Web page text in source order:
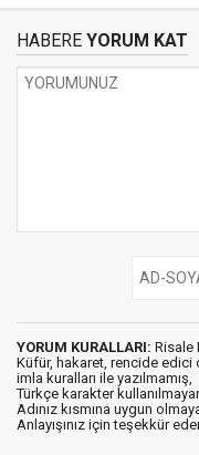
HABERE YORUM KAT
YORUM KURALLARI: Risale
Küfür, hakaret, rencide edici
imla kuralları ile yazılmamış,
Türkçe karakter
Adınız kısmına uygun
Anlayışınız için teşekkür